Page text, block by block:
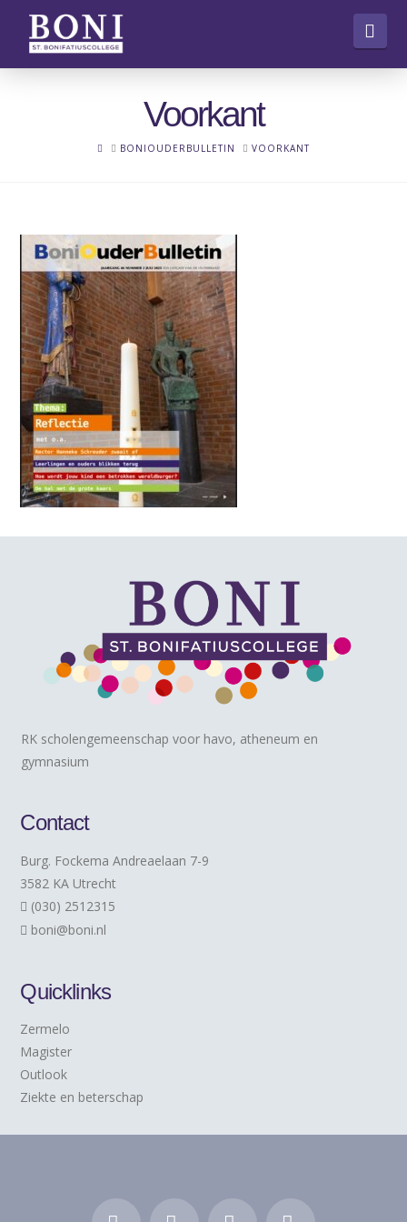
Voorkant
HOMEBONIOUDERBULLETIN VOORKANT
RK scholengemeenschap voor havo, atheneum en
gymnasium
Contact
Burg. Fockema Andreaelaan 7-9
3582 KA Utrecht
(030) 2512315
boni@boni.nl
Quicklinks
Zermelo
Magister
Outlook
Ziekte en beterschap